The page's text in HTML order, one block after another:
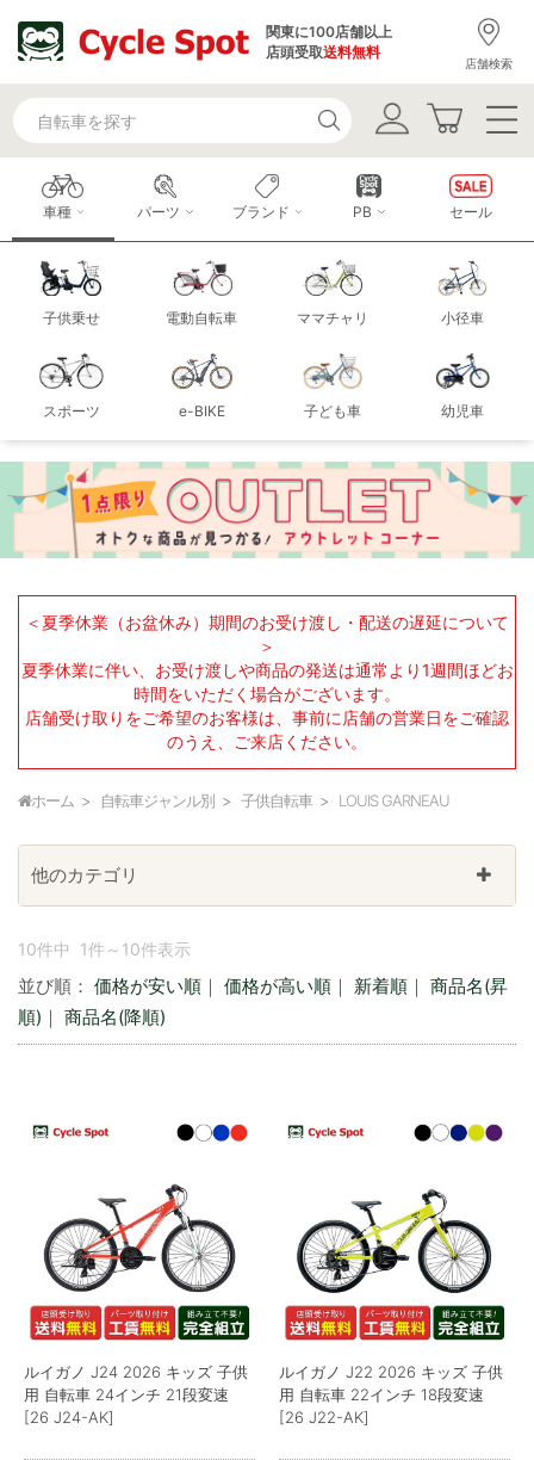
関東に100店舗以上
店頭受取送料無料
店舗検索
車種
子供乗せ 電動自転車 ママチャリ 小径車
スポーツ e-BIKE 子ども車 幼児車
パーツ ブランド PB セール
＜夏季休業（お盆休み）期間のお受け渡し・配送の遅延について
＞
夏季休業に伴い、お受け渡しや商品の発送は通常より1週間ほどお
時間をいただく場合がございます。
店舗受け取りをご希望のお客様は、事前に店舗の営業日をご確認
のうえ、ご来店ください。
ホーム 自転車ジャンル別 子供自転車 LOUIS GARNEAU
10件中 1件～10件表示
並び順： 価格が安い順 ｜ 価格が高い順 ｜ 新着順 ｜ 商品名(昇
順) ｜ 商品名(降順)
ルイガノ J24 2026 キッズ 子供
用 自転車 24インチ 21段変速
[26 J24-AK]
ルイガノ J22 2026 キッズ 子供
用 自転車 22インチ 18段変速
[26 J22-AK]
他のカテゴリ